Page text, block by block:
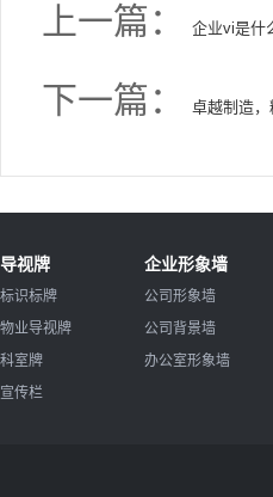
上一篇： 企业vi是什
下一篇： 卓越制造
导视牌
标识标牌
物业导视牌
科室牌
宣传栏
企业形象墙
公司形象墙
公司背景墙
办公室形象墙